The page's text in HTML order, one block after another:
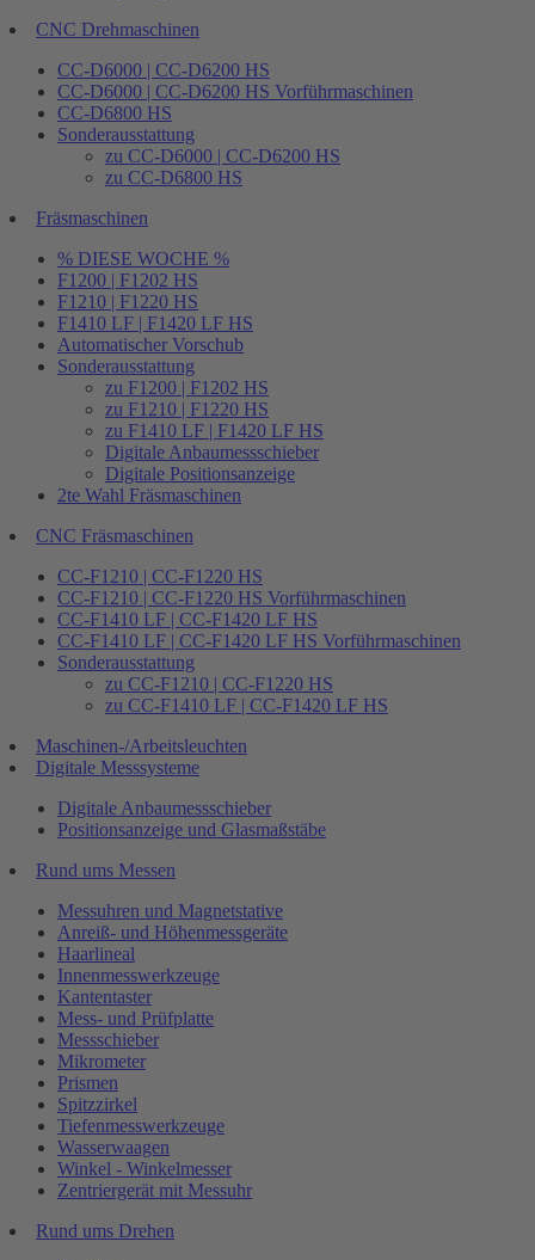
CNC Drehmaschinen
CC-D6000 | CC-D6200 HS
CC-D6000 | CC-D6200 HS Vorführmaschinen
CC-D6800 HS
Sonderausstattung
zu CC-D6000 | CC-D6200 HS
zu CC-D6800 HS
Fräsmaschinen
% DIESE WOCHE %
F1200 | F1202 HS
F1210 | F1220 HS
F1410 LF | F1420 LF HS
Automatischer Vorschub
Sonderausstattung
zu F1200 | F1202 HS
zu F1210 | F1220 HS
zu F1410 LF | F1420 LF HS
Digitale Anbaumessschieber
Digitale Positionsanzeige
2te Wahl Fräsmaschinen
CNC Fräsmaschinen
CC-F1210 | CC-F1220 HS
CC-F1210 | CC-F1220 HS Vorführmaschinen
CC-F1410 LF | CC-F1420 LF HS
CC-F1410 LF | CC-F1420 LF HS Vorführmaschinen
Sonderausstattung
zu CC-F1210 | CC-F1220 HS
zu CC-F1410 LF | CC-F1420 LF HS
Maschinen-/Arbeitsleuchten
Digitale Messsysteme
Digitale Anbaumessschieber
Positionsanzeige und Glasmaßstäbe
Rund ums Messen
Messuhren und Magnetstative
Anreiß- und Höhenmessgeräte
Haarlineal
Innenmesswerkzeuge
Kantentaster
Mess- und Prüfplatte
Messschieber
Mikrometer
Prismen
Spitzzirkel
Tiefenmesswerkzeuge
Wasserwaagen
Winkel - Winkelmesser
Zentriergerät mit Messuhr
Rund ums Drehen